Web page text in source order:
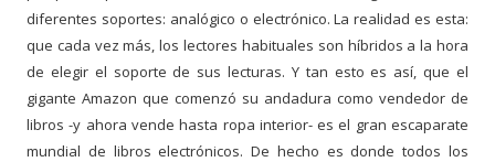
diferentes soportes: analógico o electrónico. La realidad es esta:
que cada vez más, los lectores habituales son híbridos a la hora
de elegir el soporte de sus lecturas. Y tan esto es así, que el
gigante Amazon que comenzó su andadura como vendedor de
libros -y ahora vende hasta ropa interior- es el gran escaparate
mundial de libros electrónicos. De hecho es donde todos los